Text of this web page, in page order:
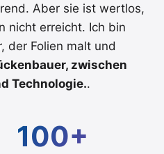
Aber sie ist wertlos,
nicht erreicht. Ich bin
der Folien malt und
zwischen
Technologie..
100+